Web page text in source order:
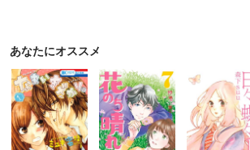
あなたにオススメ